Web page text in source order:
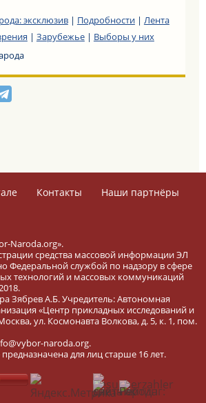
эксклюзив| Подробности| Лента
| Зарубежье| Выборы у них
Контакты
Наши партнёры
Naroda.org».
средства массовой информации ЭЛ
Федеральной службой по надзору в сфере
технологий и массовых коммуникаций
Зябрев А.Б. Учредитель: Автономная
«Центр прикладных исследований и
ул. Космонавта Волкова, д. 5, к. 1, пом.
naroda.org.
для лиц старше 16 лет.